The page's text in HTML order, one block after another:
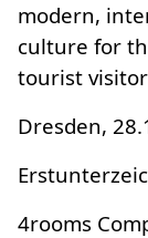
modern,
culture for
tourist
Dresden,
4rooms